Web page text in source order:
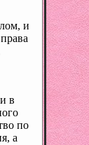
и
в
по
а